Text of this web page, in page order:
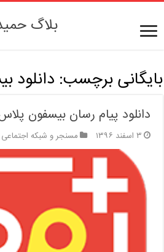
بلاگ
بایگانی برچسب: دانلود
دانلود پیام رسان بیسفون
۳ اسفند ۱۳۹۶ مسنجر و شبکه اجتماعی